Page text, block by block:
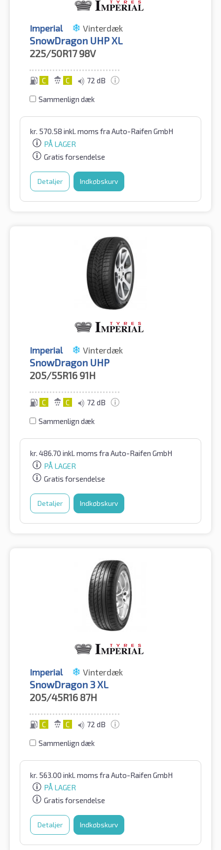
Imperial Vinterdæk
SnowDragon UHP XL
225/50R17 98V
C C 72 dB
Sammenlign dæk
kr. 570.58 inkl. moms fra Auto-Raifen GmbH
PÅ LAGER
Gratis forsendelse
Detaljer Indkøbskurv
Imperial Vinterdæk
SnowDragon UHP
205/55R16 91H
C C 72 dB
Sammenlign dæk
kr. 486.70 inkl. moms fra Auto-Raifen GmbH
PÅ LAGER
Gratis forsendelse
Detaljer Indkøbskurv
Imperial Vinterdæk
SnowDragon 3 XL
205/45R16 87H
C C 72 dB
Sammenlign dæk
kr. 563.00 inkl. moms fra Auto-Raifen GmbH
PÅ LAGER
Gratis forsendelse
Detaljer Indkøbskurv